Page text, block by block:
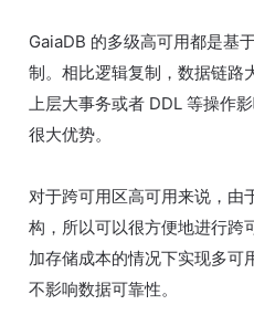
GaiaDB 的多级高可用都是基
制。相比逻辑复制，数据链路
上层大事务或者 DDL 等操作
很大优势。
对于跨可用区高可用来说，由
构，所以可以很方便地进行跨
加存储成本的情况下实现多可
不影响数据可靠性。